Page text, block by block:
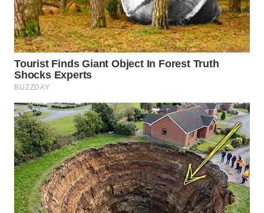
WN
PRIANGAN
TIMUR
WN
SEMARANG
WN
SOLO
WN
BOROBUDUR
WN
MADURA